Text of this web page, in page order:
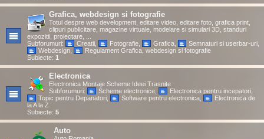
Grafica, webdesign si fotografie
Totul despre web development, editare video, editare foto, grafica print,
clipuri publicitare, magazine virtuale, modelare si simulari 3D, standuri
expozitii, proiectare, ...
Subforumuri:
Creatii, Fotografie, Grafica, Semnaturi si userbar-uri
Webdesign,
Regulament Grafica, webdesign si fotografie
Subiecte: 1
Electronica
Electronica Montaje Scheme Ideei Trasnite
Subforumuri:
Scheme electronice, Electronica pentru incepatori,
Topic pentru Depanatori, Software pentru electronica,
Electronica de
la A la Z
Subiecte: 5
Auto